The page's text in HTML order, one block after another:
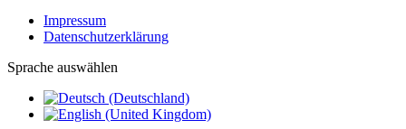
Impressum
Datenschutzerklärung
Sprache auswählen